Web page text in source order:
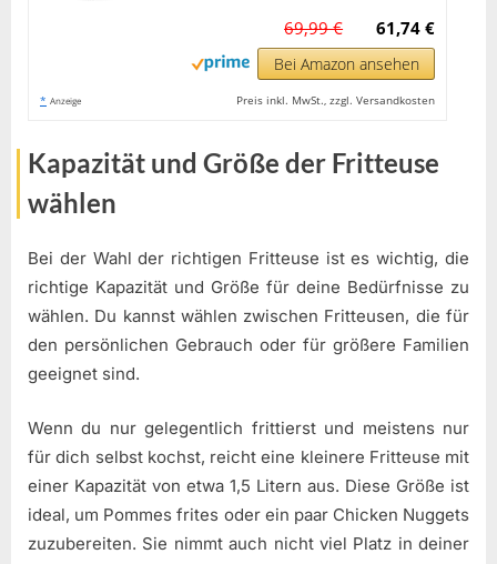
61,74 €
69,99 €
Bei Amazon ansehen
* Anzeige Preis inkl. MwSt., zzgl. Versandkosten
Kapazität und Größe der Fritteuse
wählen
Bei der Wahl der richtigen Fritteuse ist es wichtig, die
richtige Kapazität und Größe für deine Bedürfnisse zu
wählen. Du kannst wählen zwischen Fritteusen, die für
den persönlichen Gebrauch oder für größere Familien
geeignet sind.
Wenn du nur gelegentlich frittierst und meistens nur
für dich selbst kochst, reicht eine kleinere Fritteuse mit
einer Kapazität von etwa 1,5 Litern aus. Diese Größe ist
ideal, um Pommes frites oder ein paar Chicken Nuggets
zuzubereiten. Sie nimmt auch nicht viel Platz in deiner